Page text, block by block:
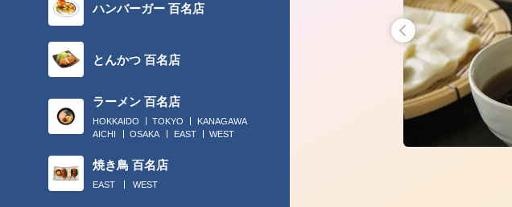
ハンバーガー 百名店
とんかつ 百名店
ラーメン 百名店
HOKKAIDO TOKYO
KANAGAWA
AICHI
OSAKA EAST WEST
焼き鳥 百名店
EAST WEST
ん”！